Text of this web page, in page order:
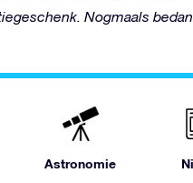
Nogmaals
Astronomie